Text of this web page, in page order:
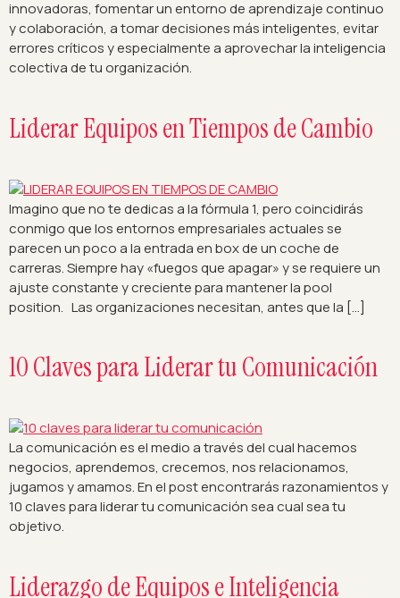
innovadoras, fomentar un entorno de aprendizaje continuo
y colaboración, a tomar decisiones más inteligentes, evitar
errores críticos y especialmente a aprovechar la inteligencia
colectiva de tu organización.
Liderar Equipos en Tiempos de Cambio
Imagino que no te dedicas a la fórmula 1, pero coincidirás
conmigo que los entornos empresariales actuales se
parecen un poco a la entrada en box de un coche de
carreras. Siempre hay «fuegos que apagar» y se requiere un
ajuste constante y creciente para mantener la pool
position. Las organizaciones necesitan, antes que la […]
10 Claves para Liderar tu Comunicación
La comunicación es el medio a través del cual hacemos
negocios, aprendemos, crecemos, nos relacionamos,
jugamos y amamos. En el post encontrarás razonamientos y
10 claves para liderar tu comunicación sea cual sea tu
objetivo.
Liderazgo de Equipos e Inteligencia